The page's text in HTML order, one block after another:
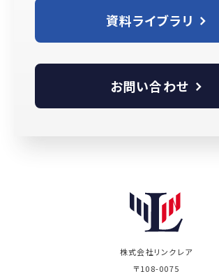
資料ライブラリ
お問い合わせ
株式会社リンクレア
〒108-0075